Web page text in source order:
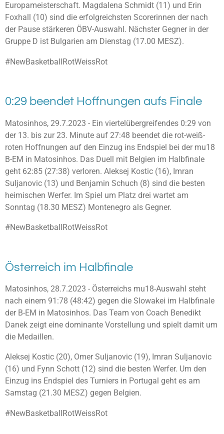
Europameisterschaft. Magdalena Schmidt (11) und Erin
Foxhall (10) sind die erfolgreichsten Scorerinnen der nach
der Pause stärkeren ÖBV-Auswahl. Nächster Gegner in der
Gruppe D ist Bulgarien am Dienstag (17.00 MESZ).
#NewBasketballRotWeissRot
0:29 beendet Hoffnungen aufs Finale
Matosinhos, 29.7.2023 - Ein viertelübergreifendes 0:29 von
der 13. bis zur 23. Minute auf 27:48 beendet die rot-weiß-
roten Hoffnungen auf den Einzug ins Endspiel bei der mu18
B-EM in Matosinhos. Das Duell mit Belgien im Halbfinale
geht 62:85 (27:38) verloren. Aleksej Kostic (16), Imran
Suljanovic (13) und Benjamin Schuch (8) sind die besten
heimischen Werfer. Im Spiel um Platz drei wartet am
Sonntag (18.30 MESZ) Montenegro als Gegner.
#NewBasketballRotWeissRot
Österreich im Halbfinale
Matosinhos, 28.7.2023 - Österreichs mu18-Auswahl steht
nach einem 91:78 (48:42) gegen die Slowakei im Halbfinale
der B-EM in Matosinhos. Das Team von Coach Benedikt
Danek zeigt eine dominante Vorstellung und spielt damit um
die Medaillen.
Aleksej Kostic (20), Omer Suljanovic (19), Imran Suljanovic
(16) und Fynn Schott (12) sind die besten Werfer. Um den
Einzug ins Endspiel des Turniers in Portugal geht es am
Samstag (21.30 MESZ) gegen Belgien.
#NewBasketballRotWeissRot